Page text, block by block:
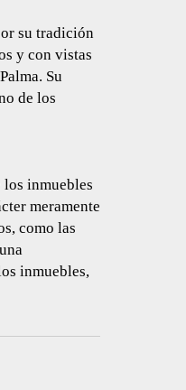
su tradición
y con vistas
Su
de los
inmuebles
meramente
como las
inmuebles,